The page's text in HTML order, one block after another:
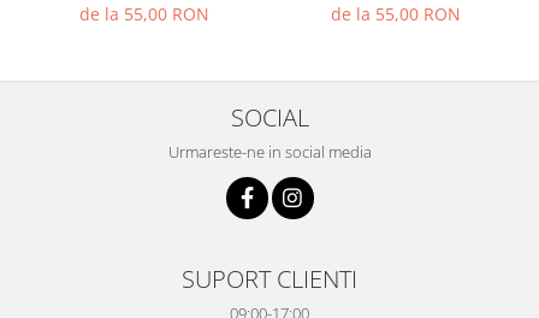
de la 55,00 RON
de la 55,00 RON
SOCIAL
Urmareste-ne in social media
SUPORT CLIENTI
09:00-17:00